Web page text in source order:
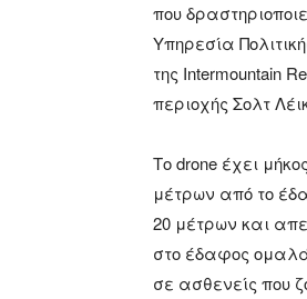
που
Υπηρεσία
της Intermountain
περιοχής Σολτ
Το drone έχει
μέτρων από το
20 μέτρων και
στο έδαφος
σε ασθενείς που